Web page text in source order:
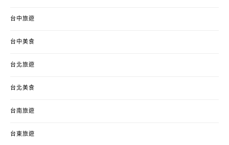
台中旅遊
台中美食
台北旅遊
台北美食
台南旅遊
台東旅遊